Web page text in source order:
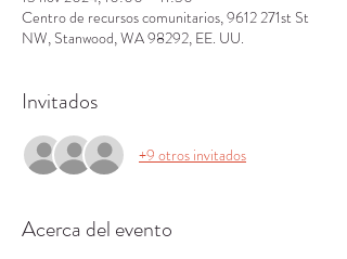
Centro de recursos comunitarios, 9612 271st St
NW, Stanwood, WA 98292, EE. UU.
Invitados
+9 otros invitados
Acerca del evento